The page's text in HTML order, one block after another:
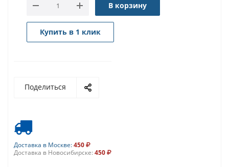
В корзину
Купить в 1 клик
Поделиться
Доставка в Москве:450
Доставка в Новосибирске: 450